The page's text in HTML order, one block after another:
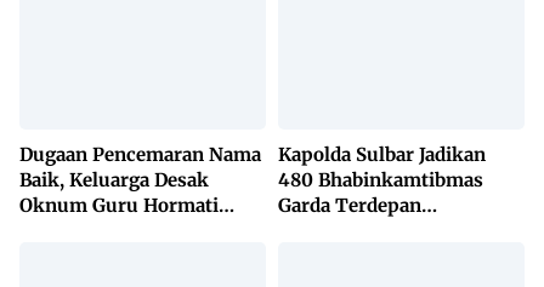
Dugaan Pencemaran Nama
Baik, Keluarga Desak
Oknum Guru Hormati
Kapolda Sulbar Jadikan
480 Bhabinkamtibmas
Garda Terdepan